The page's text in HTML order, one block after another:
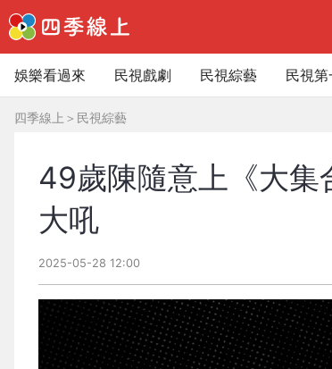
娛樂看過來 民視戲劇 民視綜藝 民視
四季線上 ＞ 民視綜藝
49歲陳隨意上《大集
大吼
2025-05-28 12:00